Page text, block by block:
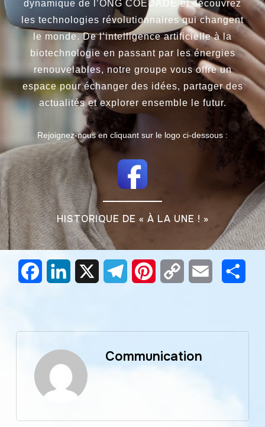
dynamique de l’ONG COEDADE et découvrez
les technologies révolutionnaires qui changent
le monde. De l’intelligence artificielle à la
biotechnologie en passant par les énergies
renouvelables, notre groupe vous offre un
espace pour échanger des idées, partager des
actualités et explorer ensemble le futur.
Rejoignez-nous en cliquant sur le logo ci-dessous :
HISTORIQUE DE « À LA UNE ! »
FacebookLinkedIn TelegramPinterestCopy Email
Communication